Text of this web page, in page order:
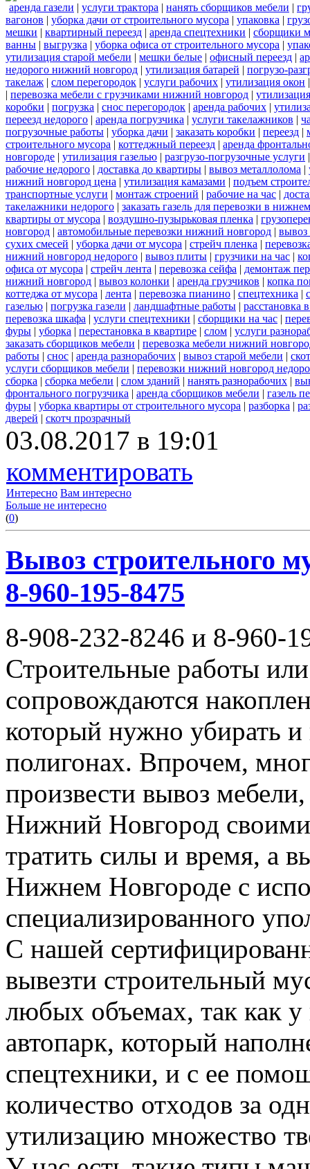
аренда газели | услуги трактора | нанять сборщиков мебели |
вагонов | уборка дачи от строительного мусора | упаковка |
мешки | квартирный переезд | аренда спецтехники | сборщики
ванны | выгрузка | уборка офиса от строительного мусора |
утилизация старой мебели | мешки белые | офисный переезд |
недорого нижний новгород | утилизация батарей | погрузо-
такелаж | слом перегородок | услуги рабочих | утилизация окон
| перевозка мебели с грузчиками нижний новгород |
коробки | погрузка | снос перегородок | аренда рабочих |
переезд недорого | аренда погрузчика | услуги такелажников |
погрузочные работы | уборка дачи | заказать коробки | переезд |
строительного мусора | коттеджный переезд | аренда
новгороде | утилизация газелью | разгрузо-погрузочные услуги
рабочие недорого | доставка до квартиры | вывоз металлолома |
нижний новгород цена | утилизация камазами | подъем
транспортные услуги | монтаж строений | рабочие на час |
такелажники недорого | заказать газель для перевозки в
квартиры от мусора | воздушно-пузырьковая пленка |
новгород | автомобильные перевозки нижний новгород | вывоз
сухих смесей | уборка дачи от мусора | стрейч пленка |
нижний новгород недорого | вывоз плиты | грузчики на час |
офиса от мусора | стрейч лента | перевозка сейфа | демонтаж
нижний новгород | вывоз колонки | аренда грузчиков | копка
коттеджа от мусора | лента | перевозка пианино | спецтехника |
газелью | погрузка газели | ландшафтные работы | расстановка
перевозка шкафа | услуги спецтехники | сборщики на час |
фуры | уборка | перестановка в квартире | слом | услуги
заказать сборщиков мебели | перевозка мебели нижний
работы | снос | аренда разнорабочих | вывоз старой мебели |
услуги сборщиков мебели | перевозки нижний новгород
сборка | сборка мебели | слом зданий | нанять разнорабочих |
фронтального погрузчика | аренда сборщиков мебели | газель
фуры | уборка квартиры от строительного мусора | разборка |
дверей | скотч прозрачный
03.08.2017 в 19:01
комментировать
Интересно Вам интересно
Больше не интересно
(0)
Вывоз строительного
8-960-195-8475
8-908-232-8246 и 8-960-
Строительные работы
сопровождаются
который нужно убирать
полигонах. Впрочем,
произвести вывоз
Нижний Новгород
тратить силы и время, а
Нижнем Новгороде с
специализированного
С нашей
вывезти строительный
любых объемах, так как
автопарк, который
спецтехники, и с ее
количество отходов за
утилизацию множество